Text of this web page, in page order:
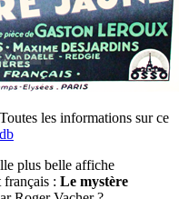
les informations sur ce
plus belle affiche
: Le mystère